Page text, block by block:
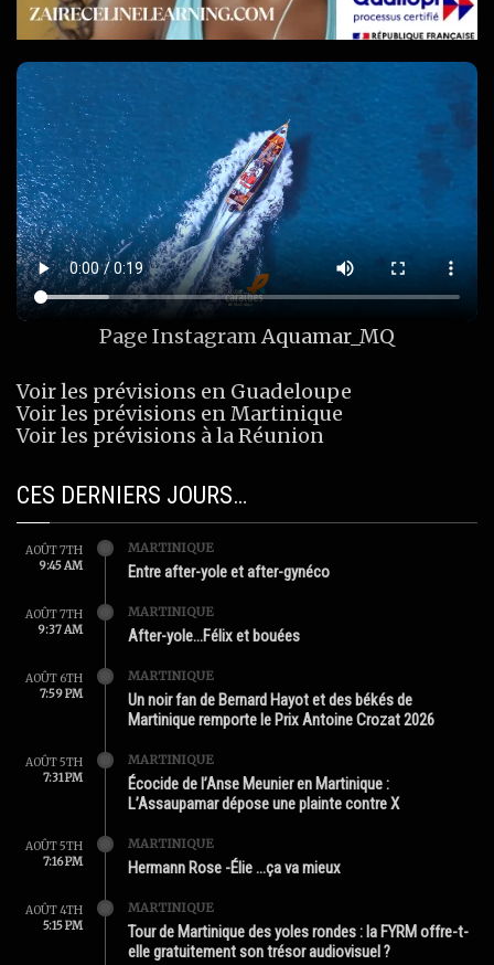
Page InstagramAquamar_MQ
Voir les prévisions en Guadeloupe
Voir les prévisions en Martinique
Voir les prévisions à la Réunion
CES DERNIERS JOURS…
AOÛT 7TH
9:45 AM
MARTINIQUE
Entre after-yole et after-gynéco
AOÛT 7TH
9:37 AM
MARTINIQUE
After-yole…Félix et bouées
AOÛT 6TH
7:59 PM
MARTINIQUE
Un noir fan de Bernard Hayot et des békés de
Martinique remporte le Prix Antoine Crozat 2026
AOÛT 5TH
7:31 PM
MARTINIQUE
Écocide de l’Anse Meunier en Martinique :
L’Assaupamar dépose une plainte contre X
AOÛT 5TH
7:16 PM
MARTINIQUE
Hermann Rose -Élie …ça va mieux
AOÛT 4TH
5:15 PM
MARTINIQUE
Tour de Martinique des yoles rondes : la FYRM offre-t-
elle gratuitement son trésor audiovisuel ?